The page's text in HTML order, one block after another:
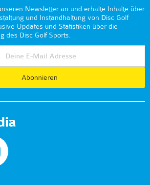
Newsletter an und erhalte Inhalte über
und Instandhaltung von Disc Golf
Updates und Statistiken über die
des Disc Golf Sports.
Abonnieren